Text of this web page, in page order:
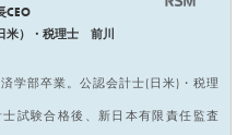
CEO
米）・税理士 前川
学部卒業。公認会計士(日米)・税理
試験合格後、新日本有限責任監査